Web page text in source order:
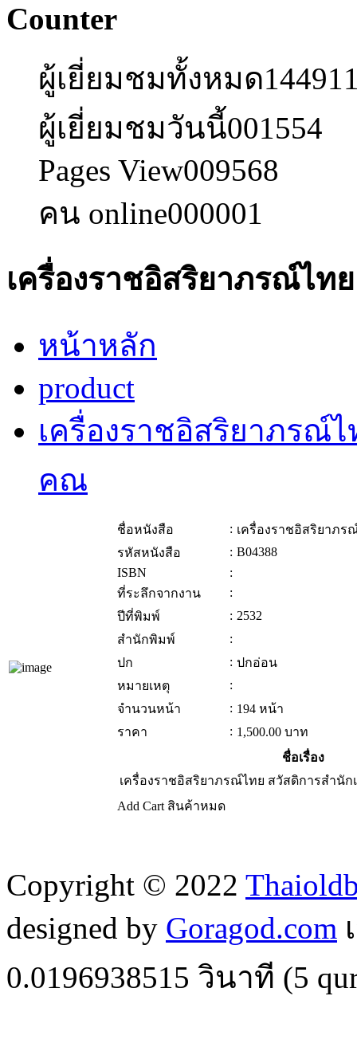
Counter
ผู้เยี่ยมชมทั้งหมด
ผู้เยี่ยมชมวันนี้001554
Pages View009568
คน online000001
เครื่องราชอิสริยาภรณ์ไท
หน้าหลัก
product
เครื่องราชอิสริยาภรณ์
คณ
ชื่อหนังสือ : เครื่องราชอิสริยาภ
รหัสหนังสือ
: B04388
ISBN
:
ที่ระลึกจากงาน
:
ปีที่พิมพ์
: 2532
สำนักพิมพ์
:
ปก
: ปกอ่อน
หมายเหตุ
:
จำนวนหน้า
: 194 หน้า
ราคา
: 1,500.00 บาท
ชื่อเรื่อง
เครื่องราชอิสริยาภรณ์ไทย สวัสดิการสำนั
Add Cart สินค้าหมด
Copyright © 2022
designed by Goragod.com
0.0196938515 วินาที (5